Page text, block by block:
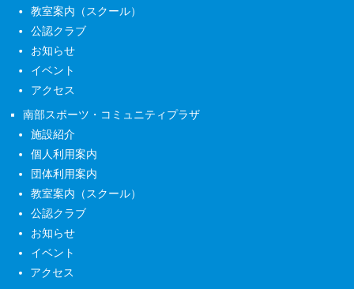
教室案内（スクール）
公認クラブ
お知らせ
イベント
アクセス
南部スポーツ・コミュニティプラザ
施設紹介
個人利用案内
団体利用案内
教室案内（スクール）
公認クラブ
お知らせ
イベント
アクセス